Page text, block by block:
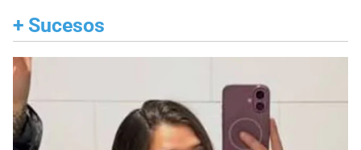
+ Sucesos